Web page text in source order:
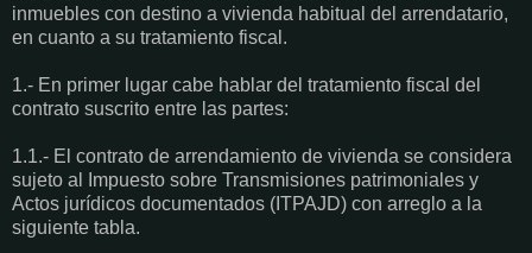
inmuebles con destino a vivienda habitual del arrendatario,
en cuanto a su tratamiento fiscal.
1.- En primer lugar cabe hablar del tratamiento fiscal del
contrato suscrito entre las partes:
1.1.- El contrato de arrendamiento de vivienda se considera
sujeto al Impuesto sobre Transmisiones patrimoniales y
Actos jurídicos documentados (ITPAJD) con arreglo a la
siguiente tabla.